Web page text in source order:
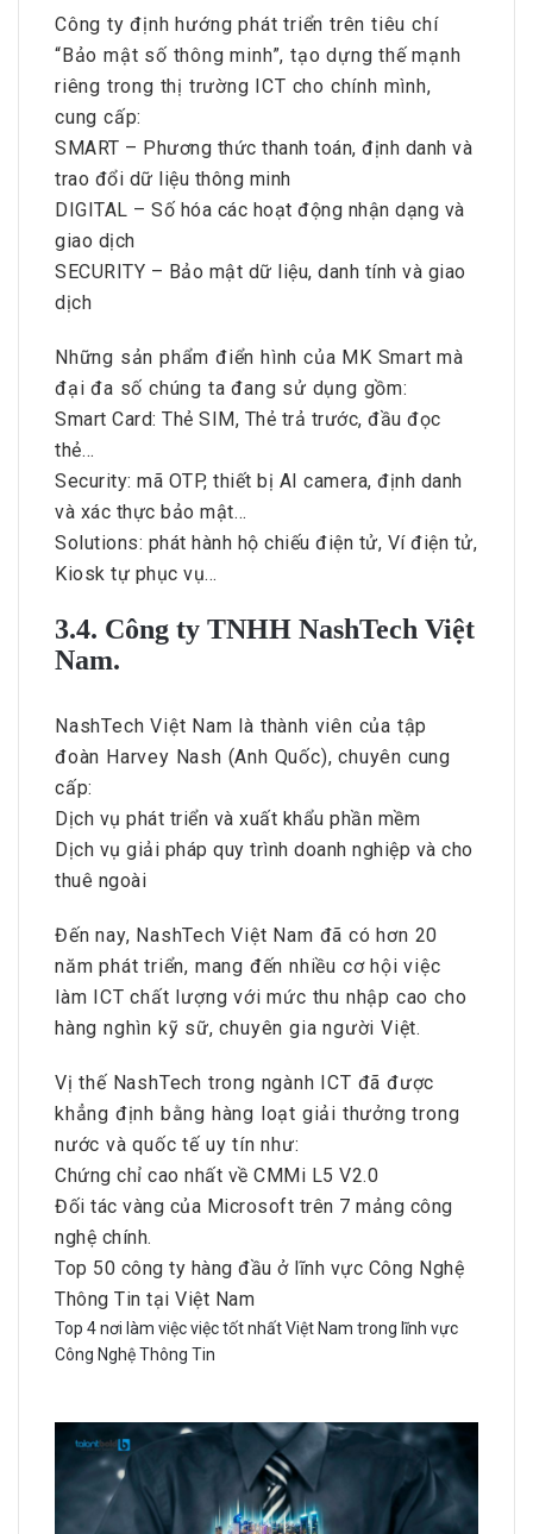
Công ty định hướng phát triển trên tiêu chí
“Bảo mật số thông minh”, tạo dựng thế mạnh
riêng trong thị trường ICT cho chính mình,
cung cấp:
SMART – Phương thức thanh toán, định danh và
trao đổi dữ liệu thông minh
DIGITAL – Số hóa các hoạt động nhận dạng và
giao dịch
SECURITY – Bảo mật dữ liệu, danh tính và giao
dịch
Những sản phẩm điển hình của MK Smart mà
đại đa số chúng ta đang sử dụng gồm:
Smart Card: Thẻ SIM, Thẻ trả trước, đầu đọc
thẻ…
Security: mã OTP, thiết bị AI camera, định danh
và xác thực bảo mật…
Solutions: phát hành hộ chiếu điện tử, Ví điện tử,
Kiosk tự phục vụ…
3.4. Công ty TNHH NashTech Việt
Nam.
NashTech Việt Nam là thành viên của tập
đoàn Harvey Nash (Anh Quốc), chuyên cung
cấp:
Dịch vụ phát triển và xuất khẩu phần mềm
Dịch vụ giải pháp quy trình doanh nghiệp và cho
thuê ngoài
Đến nay, NashTech Việt Nam đã có hơn 20
năm phát triển, mang đến nhiều cơ hội việc
làm ICT chất lượng với mức thu nhập cao cho
hàng nghìn kỹ sữ, chuyên gia người Việt.
Vị thế NashTech trong ngành ICT đã được
khẳng định bằng hàng loạt giải thưởng trong
nước và quốc tế uy tín như:
Chứng chỉ cao nhất về CMMi L5 V2.0
Đối tác vàng của Microsoft trên 7 mảng công
nghệ chính.
Top 50 công ty hàng đầu ở lĩnh vực Công Nghệ
Thông Tin tại Việt Nam
Top 4 nơi làm việc việc tốt nhất Việt Nam trong lĩnh vực
Công Nghệ Thông Tin